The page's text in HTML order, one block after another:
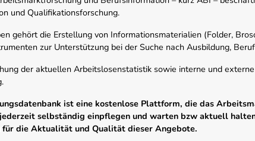
und Qualifikationsforschung.
gehört die Erstellung von Informationsmaterialien (Folder,
zur Unterstützung bei der Suche nach Ausbildung,
der aktuellen Arbeitslosenstatistik sowie interne und
ist eine kostenlose Plattform, die das
selbständig einpflegen und warten bzw aktuell
die Aktualität und Qualität dieser Angebote.